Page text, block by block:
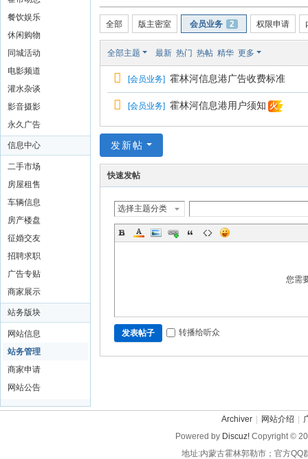
港
餐饮娱乐
休闲购物
同城活动
电影频道
灌水杂谈
影音摄影
永久广告
信息中心
二手市场
房屋租售
车辆信息
房产楼盘
征婚交友
招聘求职
广告专贴
商家展示
站务版块
网站信息
站务管理
商家申请
网站公告
全部 版主密室 会员业务 2 权限申请
全部主题 最新 热门 热帖 精华 更多
[会员业务] 霍林河信息港广告收费标准
[会员业务] 霍林河信息港用户须知 火
发新帖
快速发帖
选择主题分类
您需
发表帖子 转播给听众
Archiver 网站介绍
Powered by Discuz! Copyright ©
地址:内蒙古霍林郭勒市；官方QQ